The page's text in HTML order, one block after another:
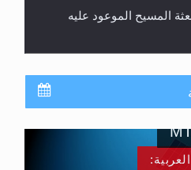
المسيح الموعود عليه